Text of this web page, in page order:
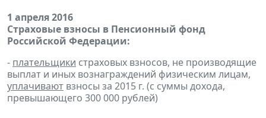
1 апреля 2016
Страховые взносы в Пенсионный фонд
Российской Федерации:
- плательщики страховых взносов, не производящие
выплат и иных вознаграждений физическим лицам,
уплачивают взносы за 2015 г. (с суммы дохода,
превышающего 300 000 рублей)